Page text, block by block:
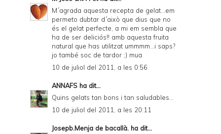
M´agrada aquesta recepta de gelat...em
permeto dubtar d´això que dius que no
és el gelat perfecte, a mi em sembla que
ha de ser deliciós!! amb aquesta fruita
natural que has utilitzat ummmm...i saps?
jo també soc de tardor ;) mua
10 de juliol del 2011, a les 0:56
ANNAFS ha dit...
Quins gelats tan bons i tan saludables...
10 de juliol del 2011, a les 20:11
Josepb.Menja de bacallà. ha dit...